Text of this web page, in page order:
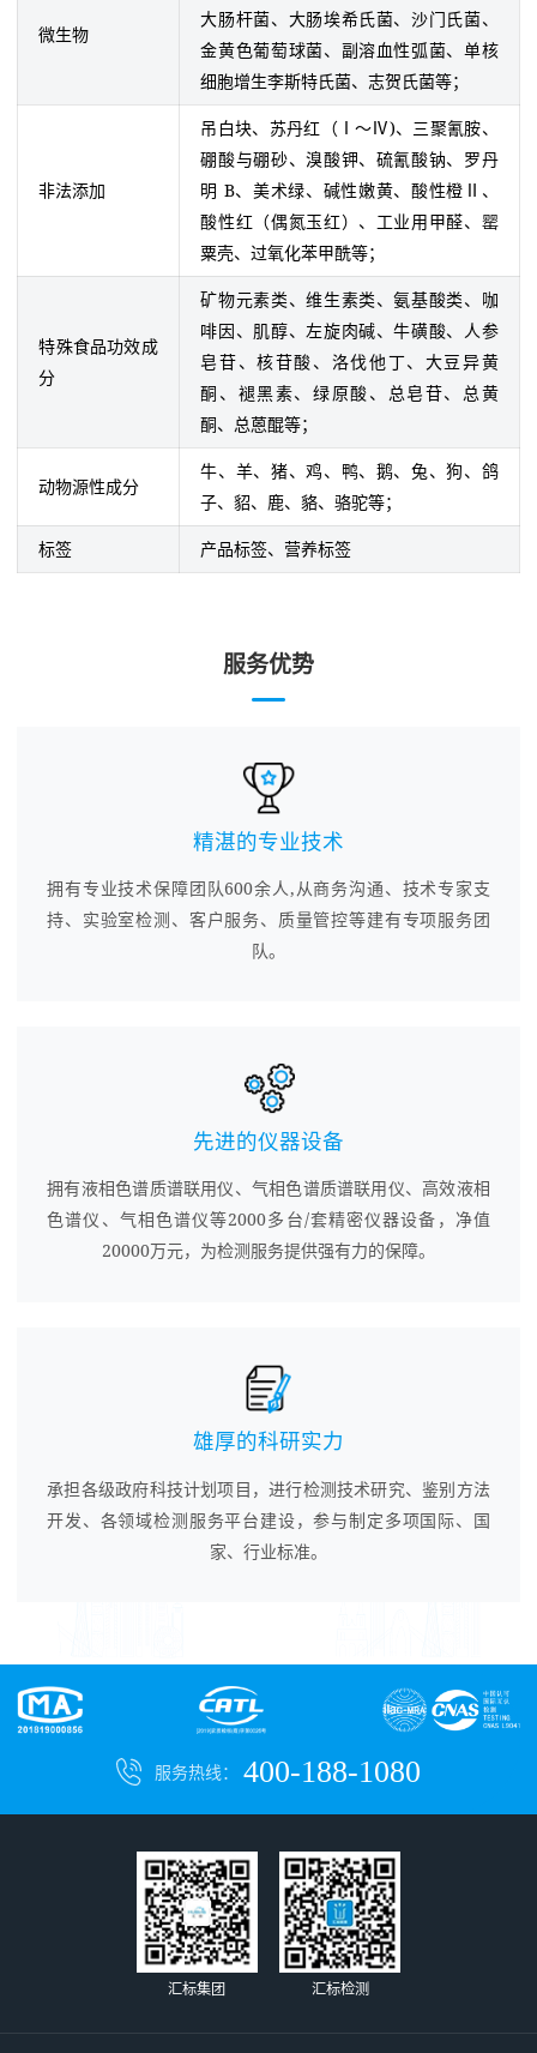
微生物
大肠杆菌、大肠埃希氏菌、沙门氏菌、
金黄色葡萄球菌、副溶血性弧菌、单核
细胞增生李斯特氏菌、志贺氏菌等；
非法添加
吊白块、苏丹红（Ⅰ～Ⅳ)、三聚氰胺、
硼酸与硼砂、溴酸钾、硫氰酸钠、罗丹
明 B、美术绿、碱性嫩黄、酸性橙Ⅱ、
酸性红（偶氮玉红）、工业用甲醛、罂
粟壳、过氧化苯甲酰等；
特殊食品功效成
分
矿物元素类、维生素类、氨基酸类、咖
啡因、肌醇、左旋肉碱、牛磺酸、人参
皂苷、核苷酸、洛伐他丁、大豆异黄
酮、褪黑素、绿原酸、总皂苷、总黄
酮、总蒽醌等；
动物源性成分
牛、羊、猪、鸡、鸭、鹅、兔、狗、鸽
子、貂、鹿、貉、骆驼等；
标签 产品标签、营养标签
服务优势
精湛的专业技术
拥有专业技术保障团队600余人,从商务沟通、技术专家支
持、实验室检测、客户服务、质量管控等建有专项服务团
队。
先进的仪器设备
拥有液相色谱质谱联用仪、气相色谱质谱联用仪、高效液相
色谱仪、气相色谱仪等2000多台/套精密仪器设备，净值
20000万元，为检测服务提供强有力的保障。
雄厚的科研实力
承担各级政府科技计划项目，进行检测技术研究、鉴别方法
开发、各领域检测服务平台建设，参与制定多项国际、国
家、行业标准。
服务热线： 400-188-1080
汇标集团 汇标检测